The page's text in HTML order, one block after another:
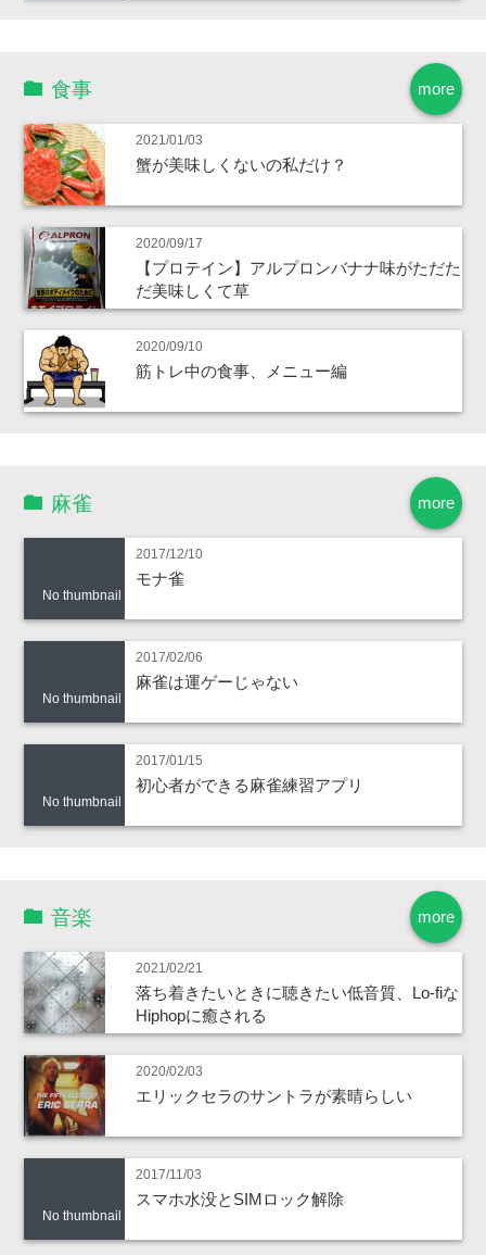
more
食事
2021/01/03
蟹が美味しくないの私だけ？
2020/09/17
【プロテイン】アルプロンバナナ味がただた
だ美味しくて草
2020/09/10
筋トレ中の食事、メニュー編
more
麻雀
No thumbnail
2017/12/10
モナ雀
No thumbnail
2017/02/06
麻雀は運ゲーじゃない
No thumbnail
2017/01/15
初心者ができる麻雀練習アプリ
more
音楽
2021/02/21
落ち着きたいときに聴きたい低音質、Lo-fiな
Hiphopに癒される
2020/02/03
エリックセラのサントラが素晴らしい
No thumbnail
2017/11/03
スマホ水没とSIMロック解除